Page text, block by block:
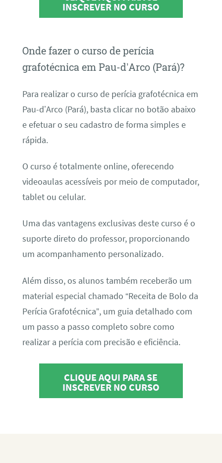
INSCREVER NO CURSO
Onde fazer o curso de perícia
grafotécnica em Pau-d’Arco (Pará)?
Para realizar o curso de perícia grafotécnica em
Pau-d’Arco (Pará), basta clicar no botão abaixo
e efetuar o seu cadastro de forma simples e
rápida.
O curso é totalmente online, oferecendo
videoaulas acessíveis por meio de computador,
tablet ou celular.
Uma das vantagens exclusivas deste curso é o
suporte direto do professor, proporcionando
um acompanhamento personalizado.
Além disso, os alunos também receberão um
material especial chamado “Receita de Bolo da
Perícia Grafotécnica”, um guia detalhado com
um passo a passo completo sobre como
realizar a perícia com precisão e eficiência.
CLIQUE AQUI PARA SE
INSCREVER NO CURSO